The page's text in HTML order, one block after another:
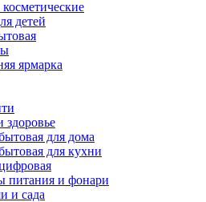
детей
ярмарка
здоровье
для дома
для кухни
питания и фонари
и сада